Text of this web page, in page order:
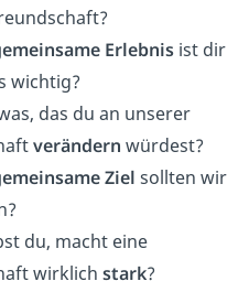
Erlebnisist dir
wichtig?
das du an unserer
verändern würdest?
Ziel sollten wir
du, macht eine
wirklich stark?